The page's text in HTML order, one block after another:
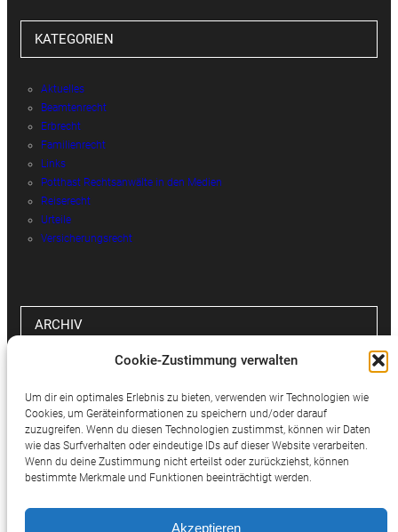
Cookie-Zustimmung verwalten
Um dir ein optimales Erlebnis zu bieten, verwenden wir Technologien wie
Cookies, um Geräteinformationen zu speichern und/oder darauf
zuzugreifen. Wenn du diesen Technologien zustimmst, können wir Daten
wie das Surfverhalten oder eindeutige IDs auf dieser Website verarbeiten.
Wenn du deine Zustimmung nicht erteilst oder zurückziehst, können
bestimmte Merkmale und Funktionen beeinträchtigt werden.
Akzeptieren
KATEGORIEN
Aktuelles
Beamtenrecht
Erbrecht
Familienrecht
Links
Potthast Rechtsanwälte in den Medien
Reiserecht
Urteile
Versicherungsrecht
ARCHIV
SOCIAL MEDIA
Twitter Facebook Instagram